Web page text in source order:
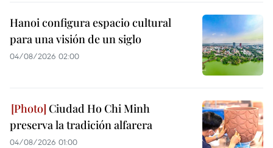
Hanoi configura espacio cultural
para una visión de un siglo
04/08/2026 02:00
Ciudad Ho Chi Minh
preserva la tradición alfarera
04/08/2026 01:00